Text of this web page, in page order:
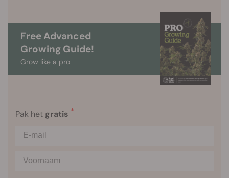
Free Advanced
Growing Guide!
Grow like a pro
Pak het gratis *